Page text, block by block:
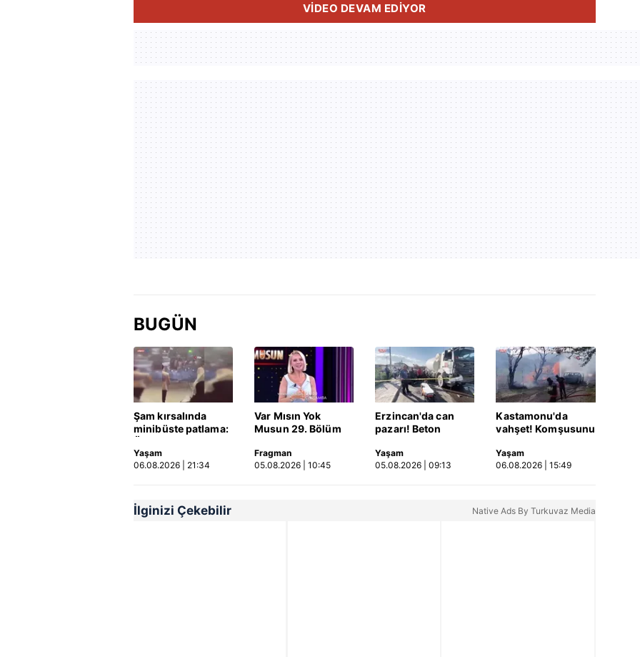
VİDEO DEVAM EDİYOR
BUGÜN
Şam kırsalında
minibüste patlama:
Yaşam
06.08.2026 | 21:34
Var Mısın Yok
Musun 29. Bölüm
yayınlandı | Video
Fragman
05.08.2026 | 10:45
Erzincan'da can
pazarı! Beton
SUV'da anne ve
kızları ağır
Yaşam
05.08.2026 | 09:13
Kastamonu'da
vahşet! Komşusunu
aracını ateşe verdi |
Video
Yaşam
06.08.2026 | 15:49
İlginizi Çekebilir Native Ads By Turkuvaz Media